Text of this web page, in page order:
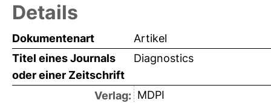
Details
Dokumentenart
Artikel
Titel eines Journals
oder einer Zeitschrift
Diagnostics
Verlag: MDPI